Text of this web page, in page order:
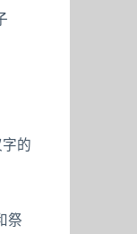
的
祭